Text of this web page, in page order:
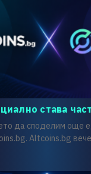
става
да споделим още
Altcoins.bg